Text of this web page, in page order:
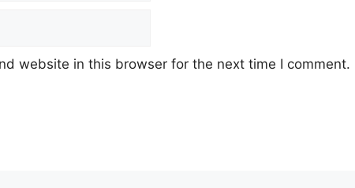
website in this browser for the next time I comment.